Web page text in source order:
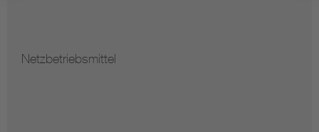
Netzbetriebsmittel